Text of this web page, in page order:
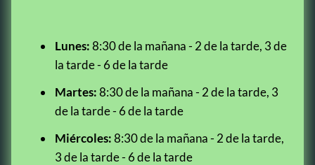
Lunes:8:30 de la mañana - 2 de la tarde, 3 de
la tarde - 6 de la tarde
Martes:8:30 de la mañana - 2 de la tarde, 3
de la tarde - 6 de la tarde
Miércoles:8:30 de la mañana - 2 de la tarde,
3 de la tarde - 6 de la tarde